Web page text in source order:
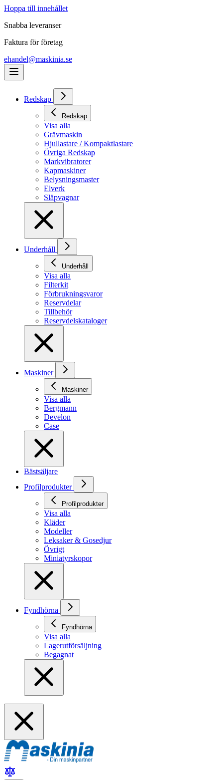
Hoppa till innehållet
Snabba leveranser
Faktura för företag
ehandel@maskinia.se
Redskap
Redskap
Visa alla
Grävmaskin
Hjullastare / Kompaktlastare
Övriga Redskap
Markvibratorer
Kapmaskiner
Belysningsmaster
Elverk
Släpvagnar
Underhåll
Underhåll
Visa alla
Filterkit
Förbrukningsvaror
Reservdelar
Tillbehör
Reservdelskataloger
Maskiner
Maskiner
Visa alla
Bergmann
Develon
Case
Bästsäljare
Profilprodukter
Profilprodukter
Visa alla
Kläder
Modeller
Leksaker & Gosedjur
Övrigt
Miniatyrskopor
Fyndhörna
Fyndhörna
Visa alla
Lagerutförsäljning
Begagnat